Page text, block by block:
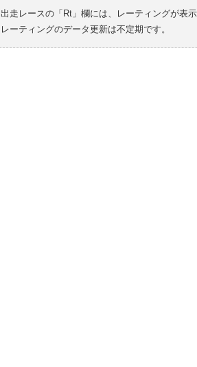
出走レースの「Rt」欄には、レーティングが表
レーティングのデータ更新は不定期です。